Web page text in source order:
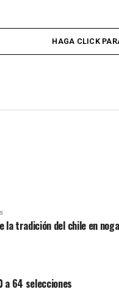
HAGA CLICK
la tradición del chile en
a 64 selecciones